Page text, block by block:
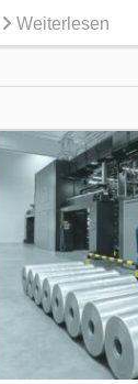
Weiterlesen